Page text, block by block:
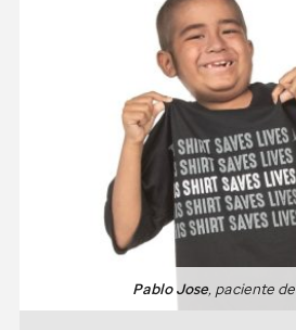
Pablo Jose, paciente de